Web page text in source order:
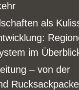
als
im
– von der